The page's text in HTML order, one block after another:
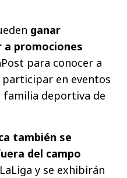
ganar
a promociones
para conocer a
en eventos
familia deportiva de
también se
del campo
y se exhibirán